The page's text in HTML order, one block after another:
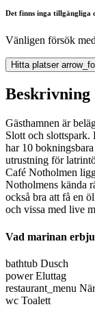
Det finns inga tillgängliga
Vänligen försök
Hitta platser
Beskrivning
Gästhamnen är
Slott och slottspark.
har 10
utrustning för
Café Notholmen
Notholmens kända
också bra att få en
och vissa med live
Vad marinan
bathtub Dusch
power Eluttag
restaurant_menu
wc Toalett